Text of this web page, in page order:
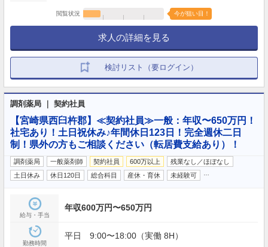
閲覧状況 今が狙い目！
求人の詳細を見る
検討リスト（要ログイン）
調剤薬局 ｜ 契約社員
【宮崎県西臼杵郡】≪契約社員≫一般：年収〜650万円！
社宅あり！土日祝休み♪年間休日123日！完全週休二日
制！県外の方もご相談ください（転居費支給あり）！
調剤薬局 一般薬剤師 契約社員 600万以上
残業なし／ほぼなし
土日休み
休日120日 総合科目 産休・育休 未経験可
給与・手当
年収600万円〜650万円
勤務時間
平日 9:00〜18:00（実働 8H）